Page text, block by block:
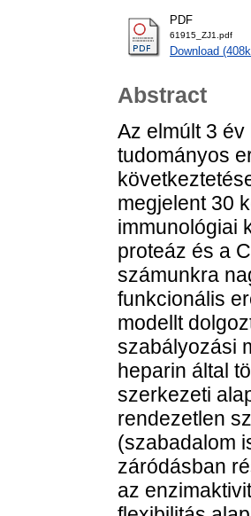
PDF
61915_ZJ1.pdf
Download
Abstract
Az elmúlt 3
tudományos
megjelent 30
immunológiai
proteáz és a
számunkra
funkcionális
modellt
szabályozási
heparin által
szerkezeti
rendezetlen
(szabadalom
záródásban
az